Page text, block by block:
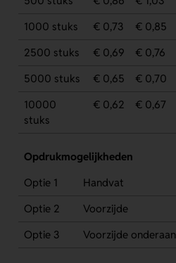
1000 stuks
€ 0,73 € 0,85
2500 stuks
€ 0,69 € 0,76
5000 stuks
€ 0,65 € 0,70
10000
stuks
€ 0,62 € 0,67
Opdrukmogelijkheden
Optie 1
Handvat
Optie 2
Voorzijde
Optie 3
Voorzijde onderaan